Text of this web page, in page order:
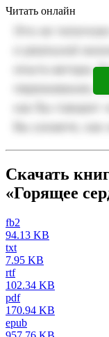
Читать онлайн
Скачать
«Горящее
fb2
94.13 KB
txt
7.95 KB
rtf
102.34 KB
pdf
170.94 KB
epub